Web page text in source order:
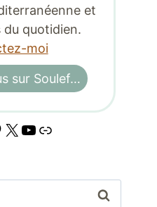
et
du quotidien.
moi
sur Soulef…
X YouTube
Lien